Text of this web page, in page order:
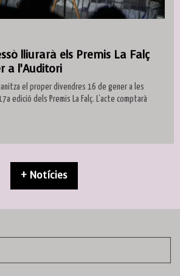
lliurarà els Premis La Falç
a l’Auditori
el proper divendres 16 de gener a les
edició dels Premis La Falç. L’acte comptarà
+ Notícies